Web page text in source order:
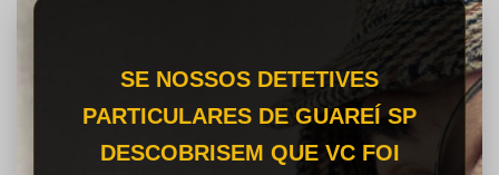
SE NOSSOS DETETIVES
PARTICULARES DE GUAREÍ SP
DESCOBRISEM QUE VC FOI